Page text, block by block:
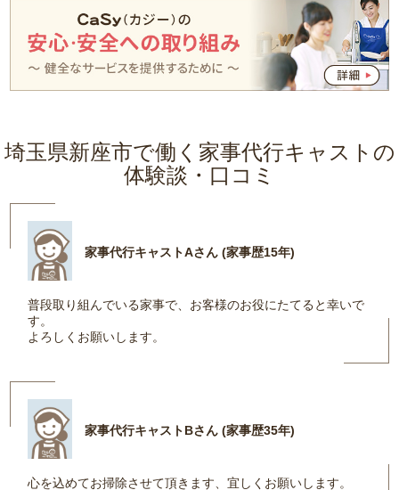
埼玉県新座市で働く家事代行キャストの
体験談・口コミ
家事代行キャストAさん (家事歴15年)
普段取り組んでいる家事で、お客様のお役にたてると幸いで
す。
よろしくお願いします。
家事代行キャストBさん (家事歴35年)
心を込めてお掃除させて頂きます、宜しくお願いします。